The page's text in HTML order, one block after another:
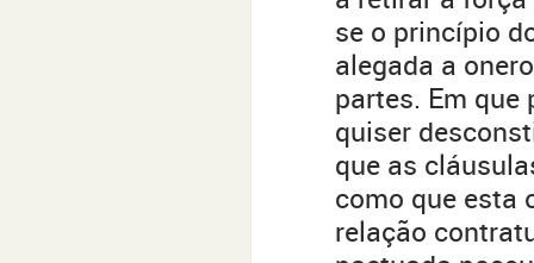
se o princípio
alegada a
partes. Em
quiser
que as
como que esta
relação